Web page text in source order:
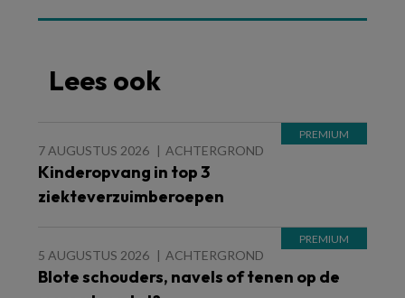
Lees ook
7 AUGUSTUS 2026 ACHTERGROND
Kinderopvang in top 3
ziekteverzuimberoepen
5 AUGUSTUS 2026 ACHTERGROND
Blote schouders, navels of tenen op de